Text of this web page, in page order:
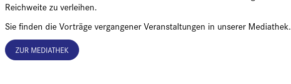
Reichweite zu verleihen.
Sie finden die Vorträge vergangener Veranstaltungen in unserer Mediathek.
ZUR MEDIATHEK